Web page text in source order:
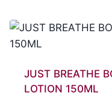
JUST BREATHE
LOTION 150ML